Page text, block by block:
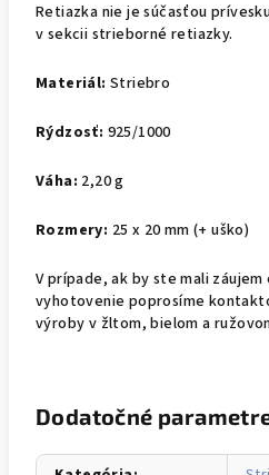
Retiazka nie je súčasťou
v sekcii strieborné retiazky.
Materiál: Striebro
Rýdzosť: 925/1000
Váha: 2,20 g
Rozmery: 25 x 20 mm (+ uško)
V prípade, ak by ste mali
vyhotovenie poprosíme
výroby v žltom, bielom a
Dodatočné